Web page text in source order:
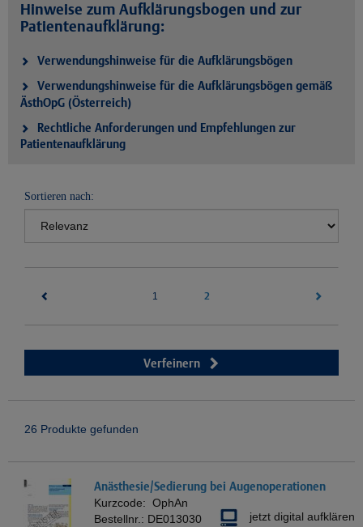
Hinweise zum Aufklärungsbogen und zur
Patientenaufklärung:
Verwendungshinweise für die Aufklärungsbögen
Verwendungshinweise für die Aufklärungsbögen gemäß
ÄsthOpG (Österreich)
Rechtliche Anforderungen und Empfehlungen zur
Patientenaufklärung
Sortieren nach:
1 2
Verfeinern
26 Produkte gefunden
Anästhesie/Sedierung bei Augenoperationen
Kurzcode: OphAn
Bestellnr.: DE013030 jetzt digital aufklären